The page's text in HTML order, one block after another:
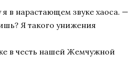
в нарастающем звуке хаоса. —
Я такого унижения
в честь нашей Жемчужной